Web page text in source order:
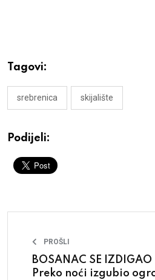
Tagovi:
srebrenica skijalište
Podijeli:
PROŠLI
BOSANAC SE IZDIGAO
Preko noći izgubio